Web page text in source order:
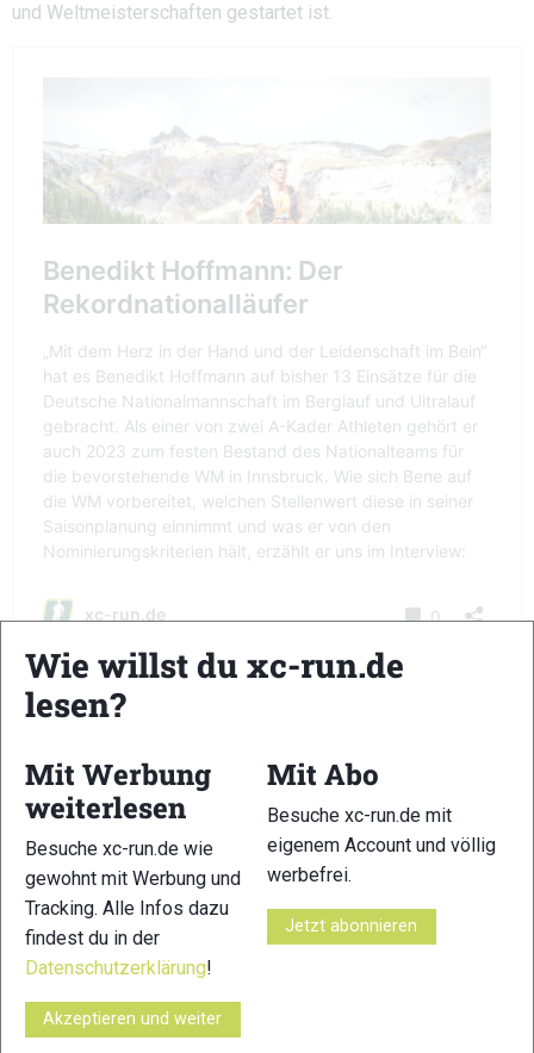
und Weltmeisterschaften gestartet ist.
Steckbrief
Vorname: Benedikt
Name: Hoffmann
Nationalität: Deutschland
Geburtsdatum: 09. März 1985
Geburtsort: Recklinghausen, Nordrhein-Westfalen,
Wie willst du xc-run.de
lesen?
Mit Werbung
weiterlesen
Besuche xc-run.de wie
gewohnt mit Werbung und
Tracking. Alle Infos dazu
findest du in der
Datenschutzerklärung!
Akzeptieren und weiter
Mit Abo
Besuche xc-run.de mit
eigenem Account und völlig
werbefrei.
Jetzt abonnieren